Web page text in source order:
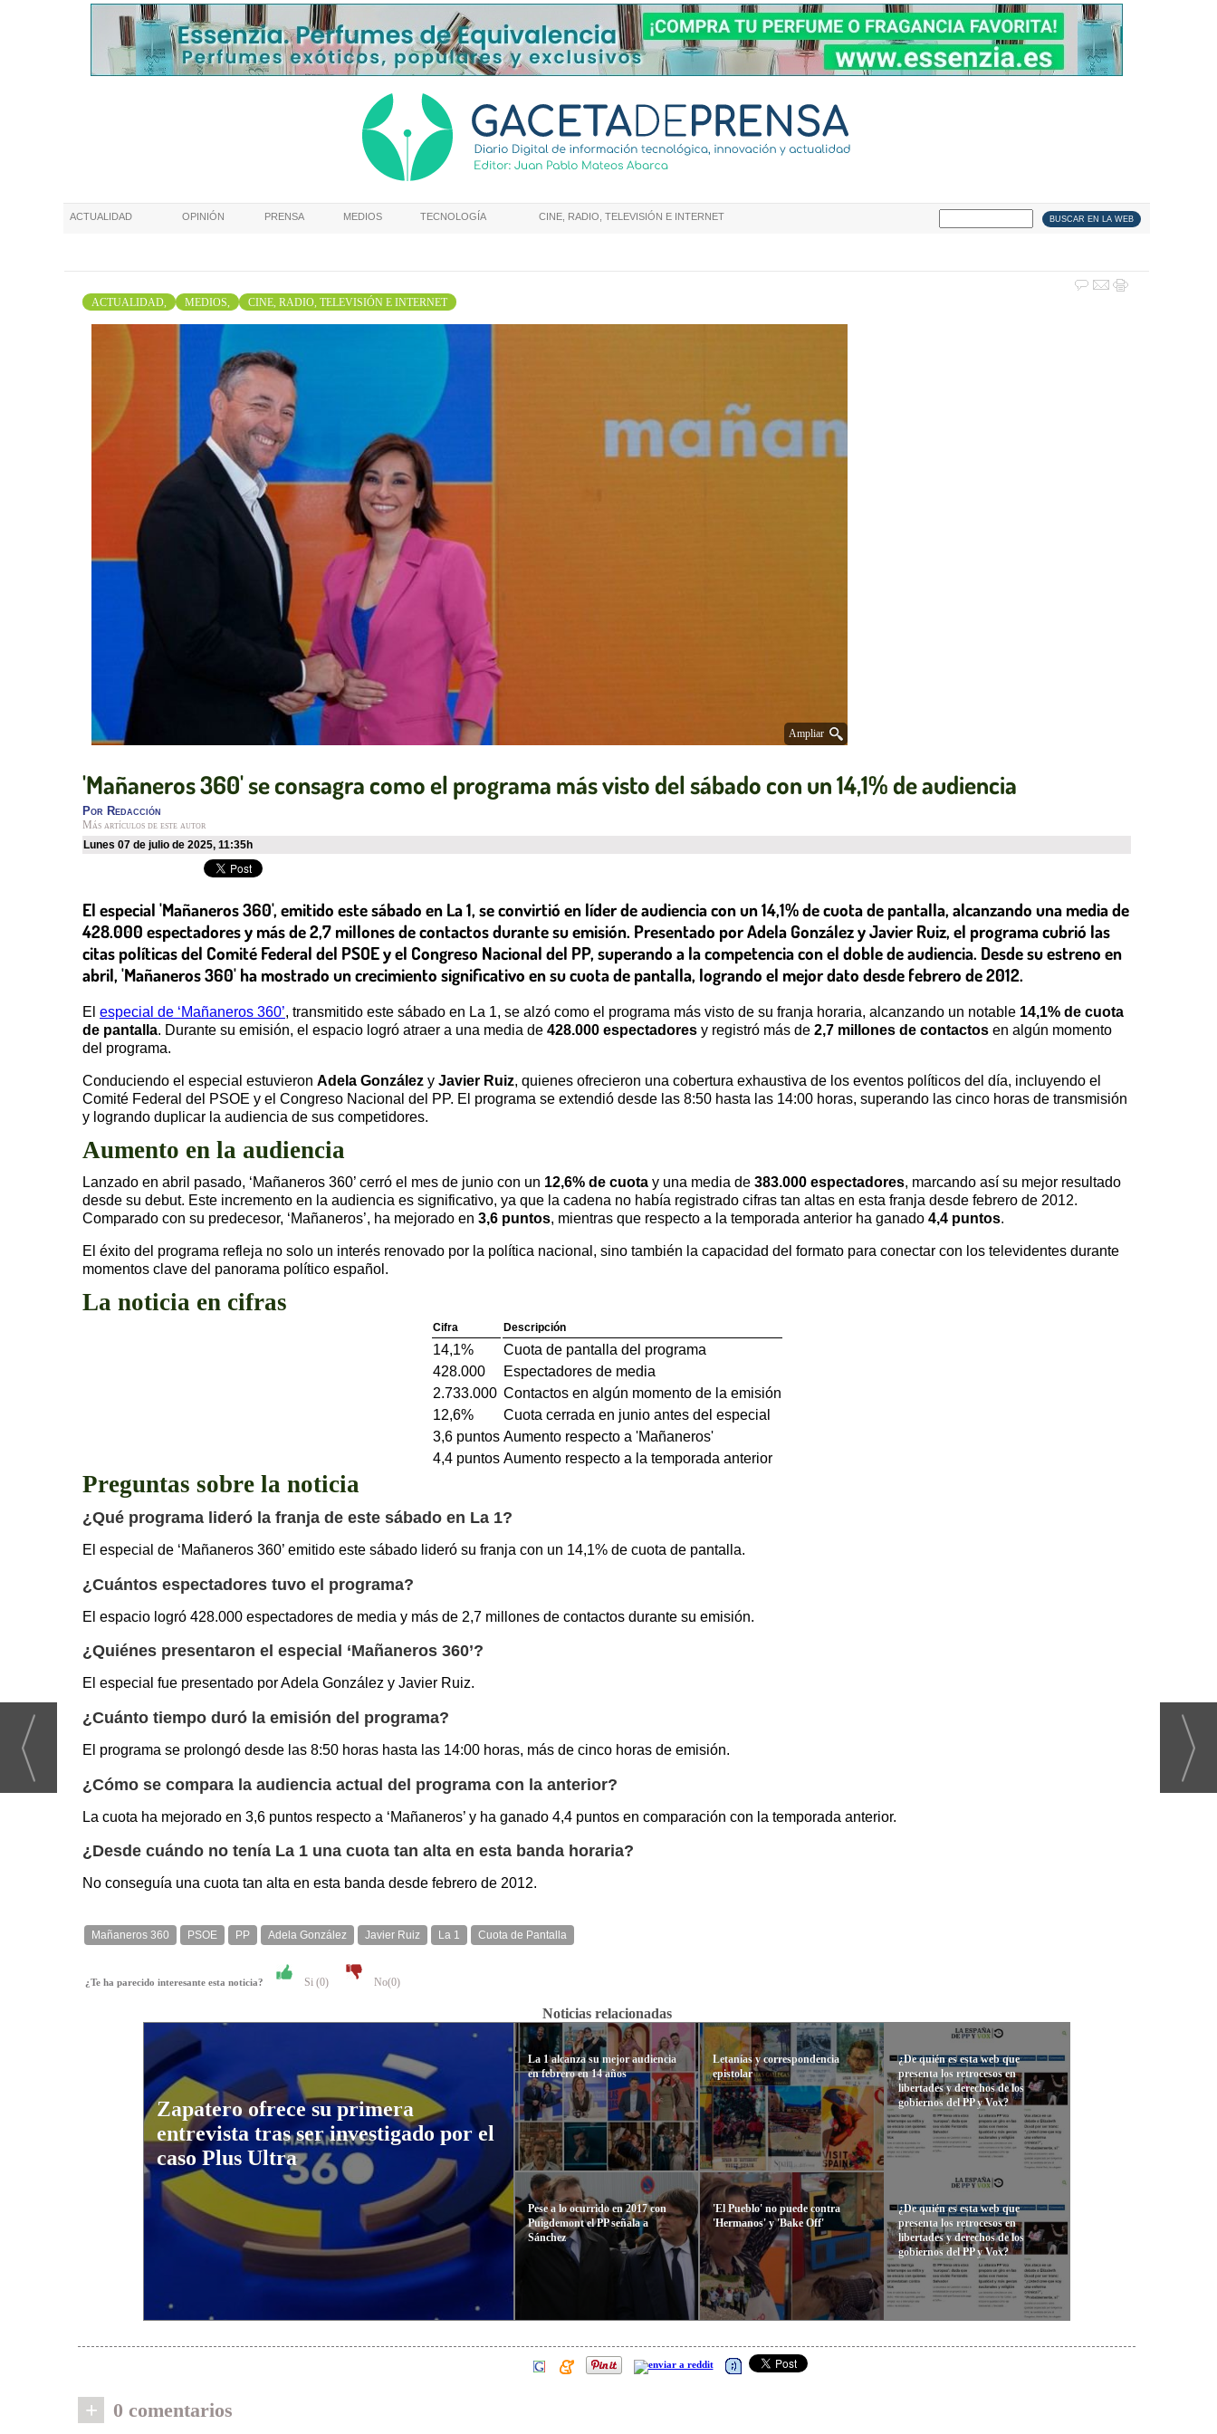
ACTUALIDAD OPINIÓN PRENSA MEDIOS TECNOLOGÍA CINE, RADIO, TELEVISIÓN E INTERNET
ACTUALIDAD, MEDIOS, CINE, RADIO, TELEVISIÓN E INTERNET
Ampliar
'Mañaneros 360' se consagra como el programa más visto del sábado con un 14,1% de audiencia
Por Redacción
Más artículos de este autor
lunes 07 de julio de 2025, 11:35h
El especial 'Mañaneros 360', emitido este sábado en La 1, se convirtió en líder de audiencia con un 14,1% de cuota de pantalla, alcanzando una media de
428.000 espectadores y más de 2,7 millones de contactos durante su emisión. Presentado por Adela González y Javier Ruiz, el programa cubrió las
citas políticas del Comité Federal del PSOE y el Congreso Nacional del PP, superando a la competencia con el doble de audiencia. Desde su estreno en
abril, 'Mañaneros 360' ha mostrado un crecimiento significativo en su cuota de pantalla, logrando el mejor dato desde febrero de 2012.
El especial de ‘Mañaneros 360’, transmitido este sábado en La 1, se alzó como el programa más visto de su franja horaria, alcanzando un notable 14,1% de cuota
de pantalla. Durante su emisión, el espacio logró atraer a una media de 428.000 espectadores y registró más de 2,7 millones de contactos en algún momento
del programa.
Conduciendo el especial estuvieron Adela González y Javier Ruiz, quienes ofrecieron una cobertura exhaustiva de los eventos políticos del día, incluyendo el
Comité Federal del PSOE y el Congreso Nacional del PP. El programa se extendió desde las 8:50 hasta las 14:00 horas, superando las cinco horas de transmisión
y logrando duplicar la audiencia de sus competidores.
Aumento en la audiencia
Lanzado en abril pasado, ‘Mañaneros 360’ cerró el mes de junio con un 12,6% de cuota y una media de 383.000 espectadores, marcando así su mejor resultado
desde su debut. Este incremento en la audiencia es significativo, ya que la cadena no había registrado cifras tan altas en esta franja desde febrero de 2012.
Comparado con su predecesor, ‘Mañaneros’, ha mejorado en 3,6 puntos, mientras que respecto a la temporada anterior ha ganado 4,4 puntos.
El éxito del programa refleja no solo un interés renovado por la política nacional, sino también la capacidad del formato para conectar con los televidentes durante
momentos clave del panorama político español.
La noticia en cifras
Cifra Descripción
14,1%
Cuota de pantalla del programa
428.000
Espectadores de media
2.733.000 Contactos en algún momento de la emisión
12,6%
Cuota cerrada en junio antes del especial
3,6 puntos Aumento respecto a 'Mañaneros'
4,4 puntos Aumento respecto a la temporada anterior
Preguntas sobre la noticia
¿Qué programa lideró la franja de este sábado en La 1?
El especial de ‘Mañaneros 360’ emitido este sábado lideró su franja con un 14,1% de cuota de pantalla.
¿Cuántos espectadores tuvo el programa?
El espacio logró 428.000 espectadores de media y más de 2,7 millones de contactos durante su emisión.
¿Quiénes presentaron el especial ‘Mañaneros 360’?
El especial fue presentado por Adela González y Javier Ruiz.
¿Cuánto tiempo duró la emisión del programa?
El programa se prolongó desde las 8:50 horas hasta las 14:00 horas, más de cinco horas de emisión.
¿Cómo se compara la audiencia actual del programa con la anterior?
La cuota ha mejorado en 3,6 puntos respecto a ‘Mañaneros’ y ha ganado 4,4 puntos en comparación con la temporada anterior.
¿Desde cuándo no tenía La 1 una cuota tan alta en esta banda horaria?
No conseguía una cuota tan alta en esta banda desde febrero de 2012.
Mañaneros 360 PSOE PP Adela González Javier Ruiz La 1 Cuota de Pantalla
¿Te ha parecido interesante esta noticia? Si (0) No(0)
Noticias relacionadas
Zapatero ofrece su primera
entrevista tras ser investigado por el
caso Plus Ultra
La 1 alcanza su mejor audiencia
en febrero en 14 años
Pese a lo ocurrido en 2017 con
Puigdemont el PP señala a
Sánchez
Letanías y correspondencia
epistolar
'El Pueblo' no puede contra
'Hermanos' y 'Bake Off'
¿De quién es esta web que
presenta los retrocesos en
libertades y derechos de los
gobiernos del PP y Vox?
¿De quién es esta web que
presenta los retrocesos en
libertades y derechos de los
gobiernos del PP y Vox?
+ 0 comentarios